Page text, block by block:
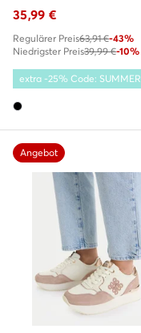
35,99 €
Regulärer Preis63,91 €-43%
Niedrigster Preis39,99 €-10%
extra -25% Code: SUMMER
Angebot